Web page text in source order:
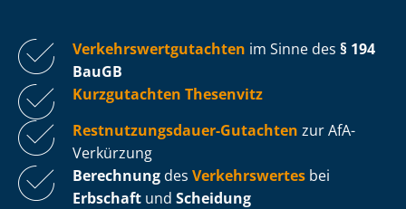
Ver­kehrs­wert­gut­ach­ten im Sinne des § 194
BauGB
Kurzgutachten Thesenvitz
Rest­nut­zungs­dau­er-Gutachten zur AfA-
Verkürzung
Berechnung des Verkehrswertes bei
Erbschaft und Scheidung